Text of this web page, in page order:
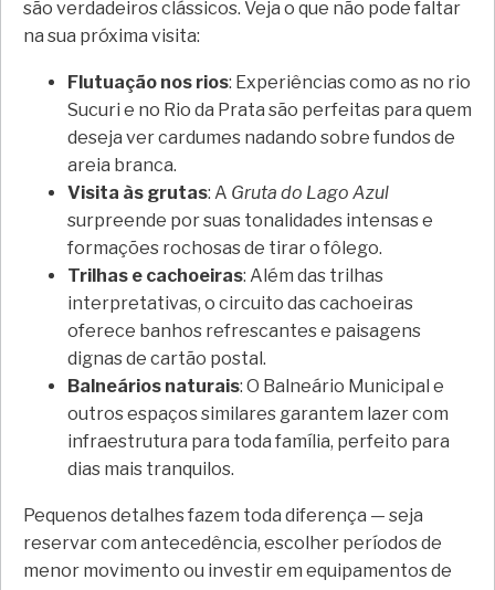
são verdadeiros clássicos. Veja o que não pode faltar
na sua próxima visita:
Flutuação nos rios: Experiências como as no rio
Sucuri e no Rio da Prata são perfeitas para quem
deseja ver cardumes nadando sobre fundos de
areia branca.
Visita às grutas: A Gruta do Lago Azul
surpreende por suas tonalidades intensas e
formações rochosas de tirar o fôlego.
Trilhas e cachoeiras: Além das trilhas
interpretativas, o circuito das cachoeiras
oferece banhos refrescantes e paisagens
dignas de cartão postal.
Balneários naturais: O Balneário Municipal e
outros espaços similares garantem lazer com
infraestrutura para toda família, perfeito para
dias mais tranquilos.
Pequenos detalhes fazem toda diferença — seja
reservar com antecedência, escolher períodos de
menor movimento ou investir em equipamentos de